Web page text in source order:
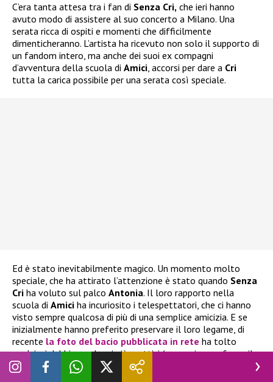
C’era tanta attesa tra i fan di Senza Cri, che ieri hanno
avuto modo di assistere al suo concerto a Milano. Una
serata ricca di ospiti e momenti che difficilmente
dimenticheranno. L’artista ha ricevuto non solo il supporto di
un fandom intero, ma anche dei suoi ex compagni
d’avventura della scuola di Amici, accorsi per dare a Cri
tutta la carica possibile per una serata così speciale.
Ed è stato inevitabilmente magico. Un momento molto
speciale, che ha attirato l’attenzione è stato quando Senza
Cri ha voluto sul palco Antonia. Il loro rapporto nella
scuola di Amici ha incuriosito i telespettatori, che ci hanno
visto sempre qualcosa di più di una semplice amicizia. E se
inizialmente hanno preferito preservare il loro legame, di
recente la foto del bacio pubblicata in rete ha tolto
qualsiasi dubbio, anche ai più scettici (semmai ce ne fosse il
bisogno)